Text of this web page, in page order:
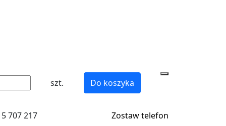
szt. Do koszyka
707 217 Zostaw telefon